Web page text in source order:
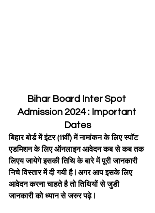
Bihar Board Inter Spot
Admission 2024 : Important
Dates
बिहार बोर्ड में इंटर (11वीं) में नामांकन के लिए स्पॉट
एडमिशन के लिए ऑनलाइन आवेदन कब से कब तक
लिएय जायेगे इसकी तिथि के बारे में पूरी जानकारी
निचे विस्तार में दी गयी है | अगर आप इसके लिए
आवेदन करना चाहते है तो तिथियों से जुडी
जानकारी को ध्यान से जरुर पढ़े |